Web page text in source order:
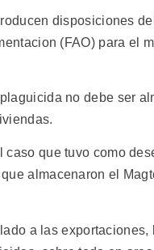
disposiciones
(FAO) para el
no debe ser
que tuvo como
almacenaron el
a las